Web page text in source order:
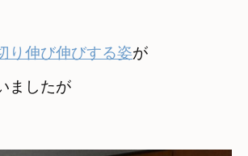
り伸び伸びする姿が
ましたが